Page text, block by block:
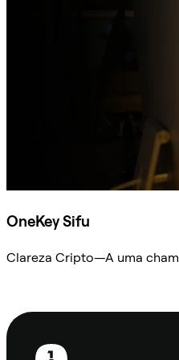
OneKey Sifu
Clareza Cripto—A uma
Rodapé